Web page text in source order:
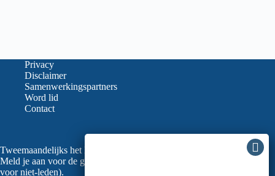
Privacy
Disclaimer
Samenwerkingspartners
Word lid
Contact
Tweemaandelijks het laatste nieuws in je mailbox?
Meld je aan voor de gratis nieuwsbrief van de LVGO (ook
voor niet-leden).